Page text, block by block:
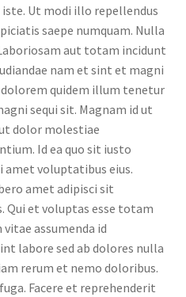
Ut modi illo repellendus
saepe numquam. Nulla
aut totam incidunt
nam et sint et magni
dolorem quidem illum tenetur
sequi sit. Magnam id ut
dolor molestiae
Id ea quo sit iusto
amet voluptatibus eius.
amet adipisci sit
Qui et voluptas esse totam
assumenda id
labore sed ab dolores nulla
rerum et nemo doloribus.
Facere et reprehenderit